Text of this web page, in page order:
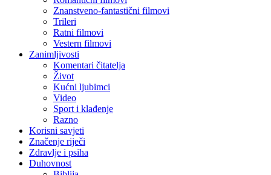
Znanstveno-fantastični filmovi
Trileri
Ratni filmovi
Vestern filmovi
Zanimljivosti
Komentari čitatelja
Život
Kućni ljubimci
Video
Sport i klađenje
Razno
Korisni savjeti
Značenje riječi
Zdravlje i psiha
Duhovnost